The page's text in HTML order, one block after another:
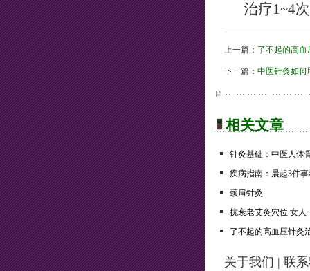
治疗1~4
上一篇： 了不起的高血
下一篇： 中医针灸如何
相关文章
针灸基础：中医人体
疾病指南：晨起3件
颈肩针灸
抗衰老艾灸穴位 女人
了不起的高血压针灸
关于我们 | 联